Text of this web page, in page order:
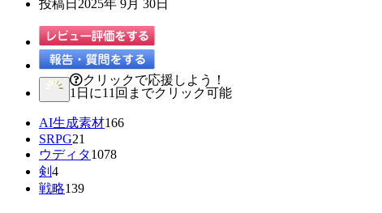
投稿日 2025年 9月 30日
クリックで応援しよう！
1日に11回までクリック可能
AI生成素材166
SRPG21
ウディタ1078
剣 4
戦略139